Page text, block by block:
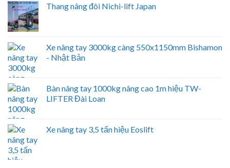
Thang nâng đôi Nichi-lift Japan
Xe nâng tay 3000kg càng 550x1150mm Bishamon
- Nhật Bản
Bàn nâng tay 1000kg nâng cao 1m hiệu TW-
LIFTER Đài Loan
Xe nâng tay 3,5 tấn hiệu Eoslift